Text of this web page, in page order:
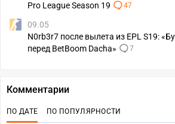
Pro League Season 19
47
09.05
N0rb3r7 после вылета из EPL S19:
перед BetBoom Dacha»
7
Комментарии
ПО ДАТЕ ПО ПОПУЛЯРНОСТИ